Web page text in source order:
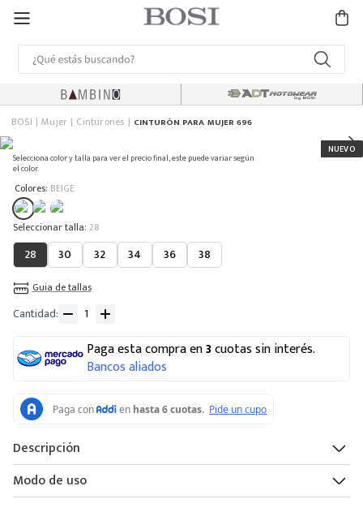
BOSI Mujer Cinturones CINTURÓN PARA MUJER 696
Selecciona color y talla para ver el precio final, este puede variar según
el color.
Colores: BEIGE
: 28
28 30 32 34 36 38
Guia de tallas
Cantidad
Paga esta compra en3cuotas sin interés.
Bancos aliados
Descripción
Modo de uso